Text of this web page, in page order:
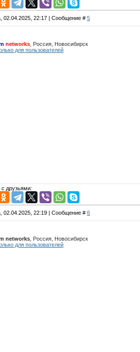
02.04.2025, 22:17 | Сообщение # 5
networks , Россия, Новосибирск
для пользователей
друзьями:
02.04.2025, 22:19 | Сообщение # 6
networks , Россия, Новосибирск
для пользователей